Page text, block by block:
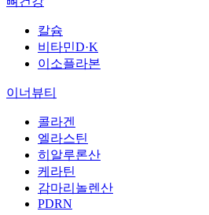
칼슘
비타민D·K
이소플라본
이너뷰티
콜라겐
엘라스틴
히알루론산
케라틴
감마리놀렌산
PDRN